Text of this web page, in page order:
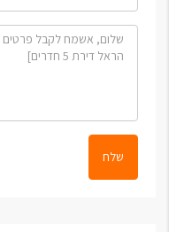
שלח